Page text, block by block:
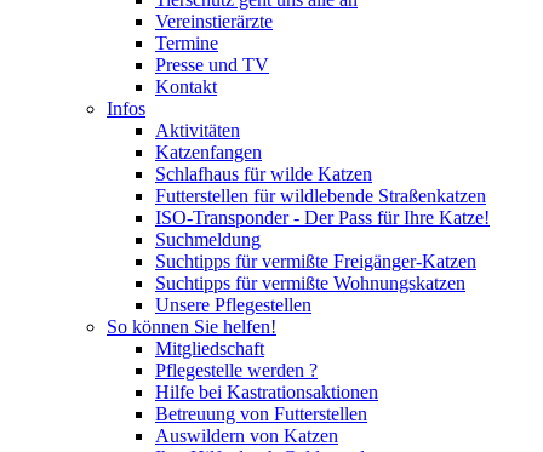
Vereinstierärzte
Termine
Presse und TV
Kontakt
Infos
Aktivitäten
Katzenfangen
Schlafhaus für wilde Katzen
Futterstellen für wildlebende Straßenkatzen
ISO-Transponder - Der Pass für Ihre Katze!
Suchmeldung
Suchtipps für vermißte Freigänger-Katzen
Suchtipps für vermißte Wohnungskatzen
Unsere Pflegestellen
So können Sie helfen!
Mitgliedschaft
Pflegestelle werden ?
Hilfe bei Kastrationsaktionen
Betreuung von Futterstellen
Auswildern von Katzen